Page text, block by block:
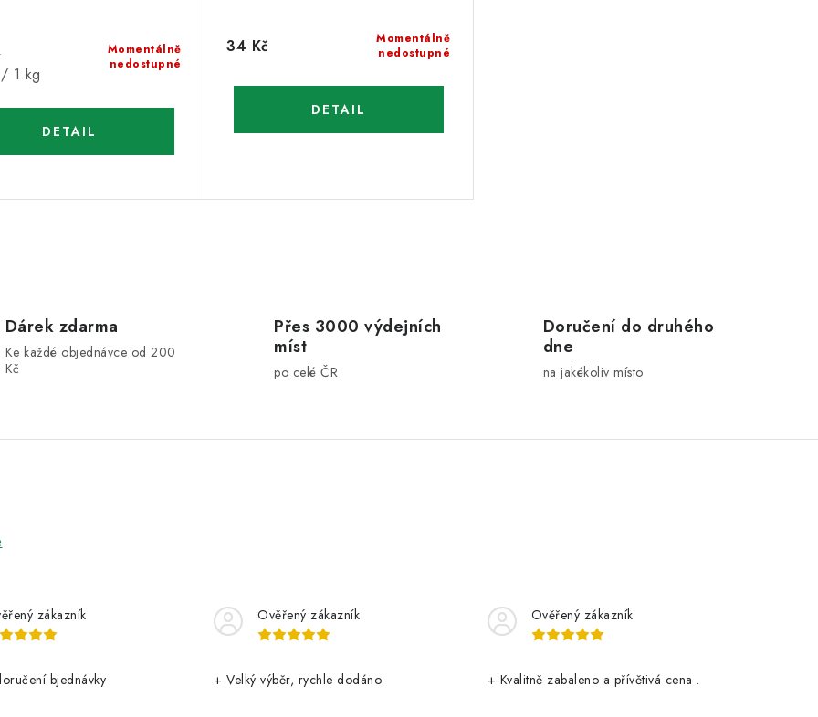
Momentálně
nedostupné
1 kg
Momentálně
nedostupné
34 Kč
Dárek zdarma
Ke každé objednávce od 200
Kč
Přes 3000 výdejních
míst
po celé ČR
Doručení do druhého
dne
na jakékoliv místo
zákazník
bjednávky
Ověřený zákazník
+ Velký výběr, rychle dodáno
Ověřený zákazník
+ Kvalitně zabaleno a přívětivá cena .